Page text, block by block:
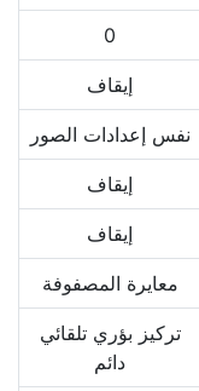
0
إيقاف
نفس إعدادات الصور
إيقاف
إيقاف
معايرة المصفوفة
تركيز بؤري تلقائي
دائم